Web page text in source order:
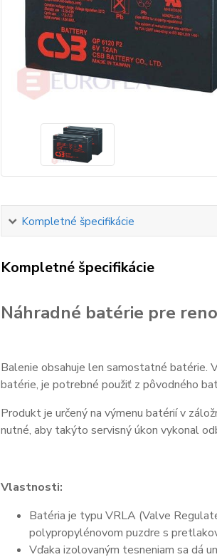
Kompletné špecifikácie
Kompletné špecifikácie
Náhradné batérie pre
Balenie obsahuje len samostatné batérie.
batérie, je potrebné použiť z pôvodného
Produkt je určený na výmenu batérií v
nutné, aby takýto servisný úkon vykonal
Vlastnosti:
Batéria je typu VRLA (Valve
polypropylénovom puzdre s
Vďaka izolovaným tesneniam sa dá